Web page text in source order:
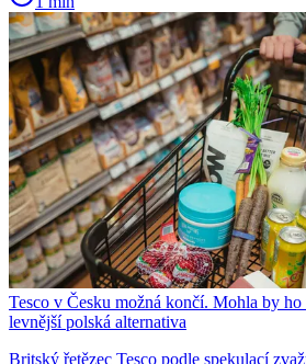
Tesco v Česku možná končí. Mohla by ho
levnější polská alternativa
Britský řetězec Tesco podle spekulací